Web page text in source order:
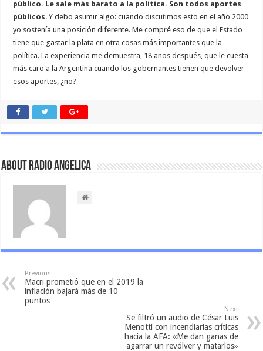
público. Le sale más barato a la política. Son todos aportes
públicos. Y debo asumir algo: cuando discutimos esto en el año 2000
yo sostenía una posición diferente. Me compré eso de que el Estado
tiene que gastar la plata en otra cosas más importantes que la
política. La experiencia me demuestra, 18 años después, que le cuesta
más caro a la Argentina cuando los gobernantes tienen que devolver
esos aportes, ¿no?
About Radio Angelica
Previous
Macri prometió que en el 2019 la
inflación bajará más de 10
puntos
Next
Se filtró un audio de César Luis
Menotti con incendiarias críticas
hacia la AFA: «Me dan ganas de
agarrar un revólver y matarlos»